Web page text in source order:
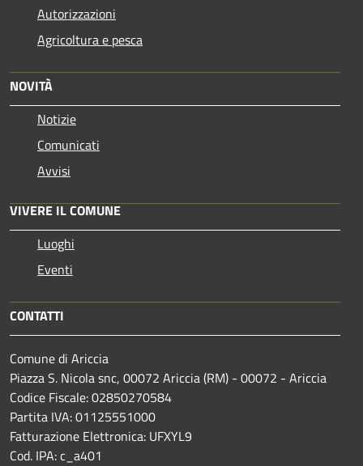
Autorizzazioni
Agricoltura e pesca
NOVITÀ
Notizie
Comunicati
Avvisi
VIVERE IL COMUNE
Luoghi
Eventi
CONTATTI
Comune di Ariccia
Piazza S. Nicola snc, 00072 Ariccia (RM) - 00072 - Ariccia
Codice Fiscale: 02850270584
Partita IVA: 01125551000
Fatturazione Elettronica: UFXYL9
Cod. IPA: c_a401